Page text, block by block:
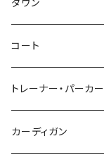
46/M
48/L
50/XL～
ダウン
～44/S
46/M
48/L
コート
～44/S
46/M
トレーナー・パーカー
～44/S
カーディガン